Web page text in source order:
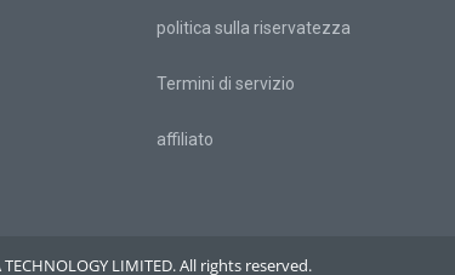
politica sulla riservatezza
Termini di servizio
affiliato
LIMITED. All rights reserved.